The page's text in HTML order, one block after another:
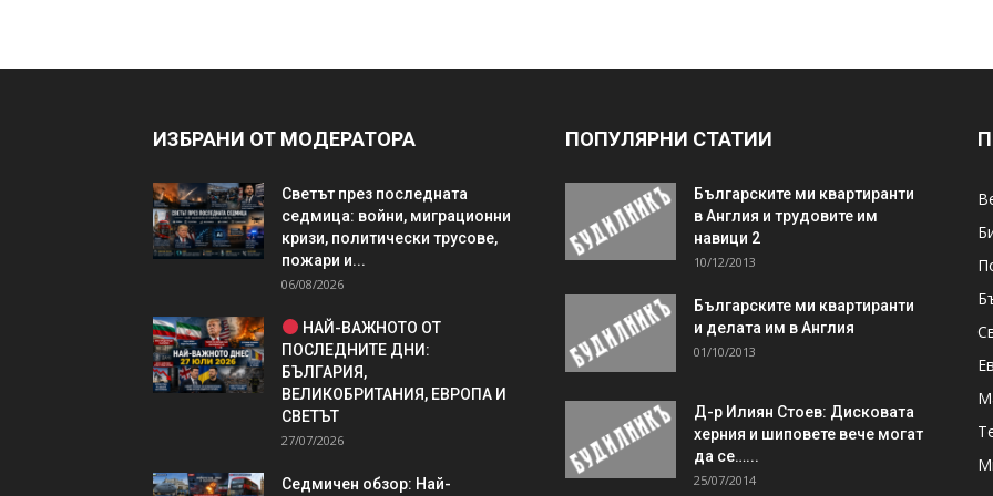
ИЗБРАНИ ОТ МОДЕРАТОРА
Светът през последната
седмица: войни, миграционни
кризи, политически трусове,
пожари и...
06/08/2026
НАЙ-ВАЖНОТО ОТ
ПОСЛЕДНИТЕ ДНИ:
БЪЛГАРИЯ,
ВЕЛИКОБРИТАНИЯ, ЕВРОПА И
СВЕТЪТ
27/07/2026
Седмичен обзор: Най-
ПОПУЛЯРНИ СТАТИИ
Българските ми квартиранти
в Англия и трудовите им
навици 2
10/12/2013
Българските ми квартиранти
и делата им в Англия
01/10/2013
Д-р Илиян Стоев: Дисковата
херния и шиповете вече могат
да се…...
25/07/2014